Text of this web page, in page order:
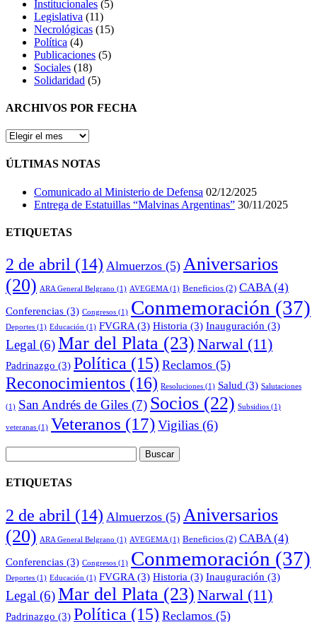
Institucionales (5)
Legislativa (11)
Necrológicas (15)
Política (4)
Publicaciones (5)
Sociales (18)
Solidaridad (5)
ARCHIVOS POR FECHA
ARCHIVOS
FECHA
ÚLTIMAS NOTAS
Comunicado al Ministerio de Defensa 02/12/2025
Entrega de Estatuillas “Malvinas Argentinas” 30/11/2025
ETIQUETAS
2 de abril (14) Almuerzos (5) Aniversarios
(20) ARA General Belgrano (1) AVEGEMA (1) Beneficios (2) CABA(4)
Conferencias (3) Congresos (1) Conmemoración (37)
Deportes (1) Educación (1) FVGRA (3) Historia (3) Inauguración (3)
Legal (6)Mar del Plata (23) Narwal (11)
Padrinazgo (3) Política (15) Reclamos (5)
Reconocimientos (16) Resoluciones (1) Salud (3) Salutaciones
(1) San Andrés de Giles (7) Socios (22) Subsidios (1)
veteranas (1) Veteranos (17)Vigilias (6)
ETIQUETAS
2 de abril (14) Almuerzos (5) Aniversarios
(20) ARA General Belgrano (1) AVEGEMA (1) Beneficios (2) CABA (4)
Conferencias (3) Congresos (1) Conmemoración (37)
Deportes (1) Educación (1) FVGRA (3) Historia (3) Inauguración (3)
Legal (6)Mar del Plata (23) Narwal (11)
Padrinazgo (3) Política (15) Reclamos (5)